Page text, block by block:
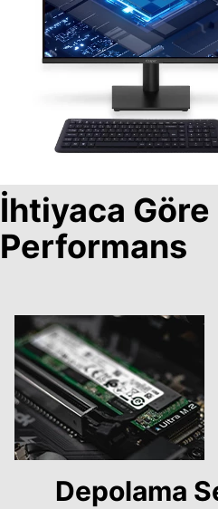
İhtiyaca
Performans
Depolama